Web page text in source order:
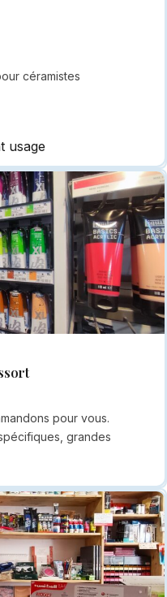
céramistes
usage
pour vous.
grandes